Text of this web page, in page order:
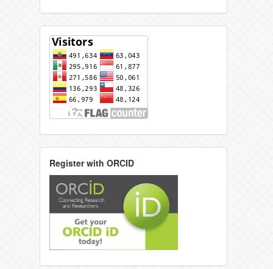
Register with ORCID